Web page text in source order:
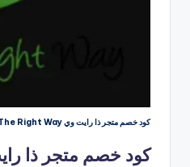
كود خصم متجر ذا رايت وي The Right Way لبيع الاغذية الصحية